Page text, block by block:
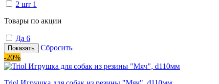
2 шт 1
Товары по акции
Да 6
Показать
Сбросить
-20%